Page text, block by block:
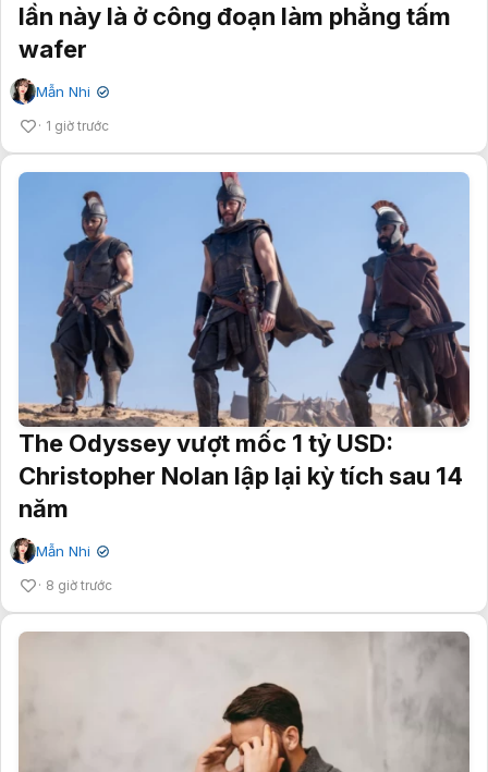
lần này là ở công đoạn làm phẳng tấm
wafer
Mẫn Nhi ✔
1 giờ trước
The Odyssey vượt mốc 1 tỷ USD:
Christopher Nolan lập lại kỳ tích sau 14
năm
Mẫn Nhi ✔
8 giờ trước